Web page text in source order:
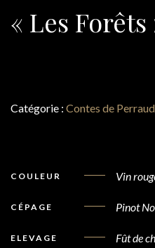
« Les Forêts
Catégorie : Contes de Perraud
COULEUR Vin
CÉPAGE Pinot
ELEVAGE Fût de